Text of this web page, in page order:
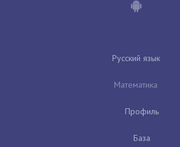
Русский язык
Математика
Профиль
База